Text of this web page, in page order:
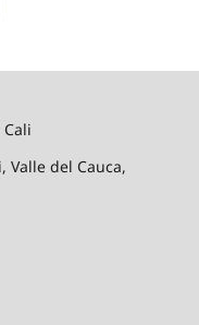
Valle del Cauca,